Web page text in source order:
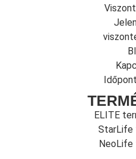
ELITE
StarLife
NeoLife